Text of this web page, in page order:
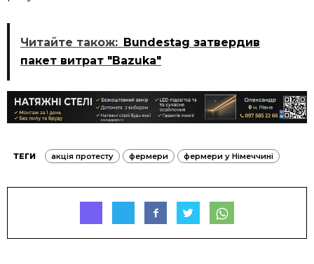
Читайте також: Bundestag затвердив
пакет витрат "Bazuka"
ТЕГИ акція протесту фермери фермери у Німеччині